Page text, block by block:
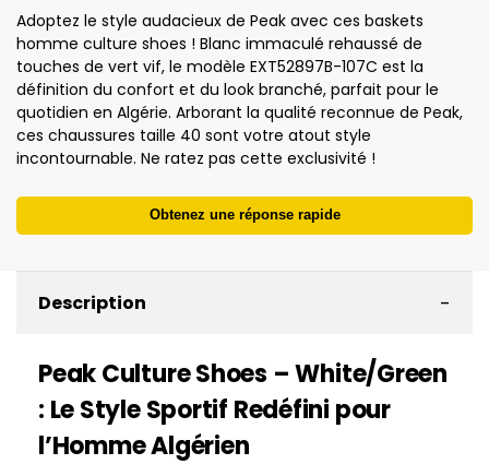
Adoptez le style audacieux de Peak avec ces baskets
homme culture shoes ! Blanc immaculé rehaussé de
touches de vert vif, le modèle EXT52897B-107C est la
définition du confort et du look branché, parfait pour le
quotidien en Algérie. Arborant la qualité reconnue de Peak,
ces chaussures taille 40 sont votre atout style
incontournable. Ne ratez pas cette exclusivité !
Obtenez une réponse rapide
Description -
Peak Culture Shoes – White/Green
: Le Style Sportif Redéfini pour
l’Homme Algérien